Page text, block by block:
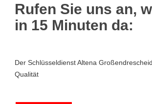
Rufen Sie uns an,
in 15 Minuten da:
Der Schlüsseldienst Altena
Qualität